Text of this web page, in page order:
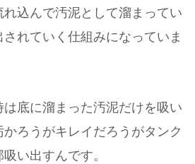
れ込んで汚泥として溜まってい
れていく仕組みになっていま
底に溜まった汚泥だけを吸い
ろうがキレイだろうがタンク
い出すんです。